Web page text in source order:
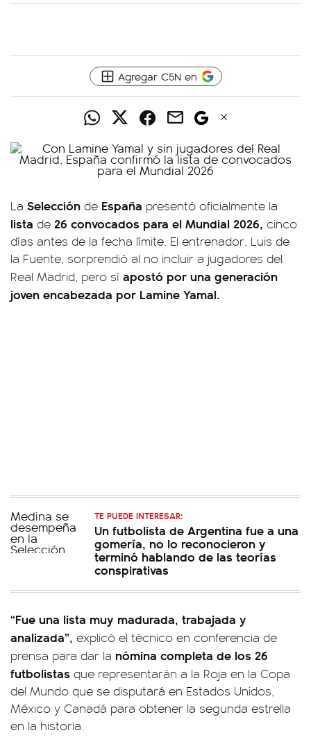
Agregar C5N en
La Selección de España presentó oficialmente la
lista de 26 convocados para el Mundial 2026, cinco
días antes de la fecha límite. El entrenador, Luis de
la Fuente, sorprendió al no incluir a jugadores del
Real Madrid, pero sí apostó por una generación
joven encabezada por Lamine Yamal.
TE PUEDE INTERESAR:
Un futbolista de Argentina fue a una
gomería, no lo reconocieron y
terminó hablando de las teorías
conspirativas
“Fue una lista muy madurada, trabajada y
analizada”, explicó el técnico en conferencia de
prensa para dar la nómina completa de los 26
futbolistas que representarán a la Roja en la Copa
del Mundo que se disputará en Estados Unidos,
México y Canadá para obtener la segunda estrella
en la historia.